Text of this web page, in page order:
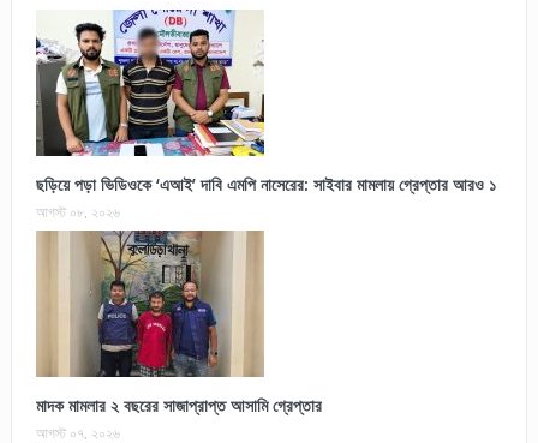
ছড়িয়ে পড়া ভিডিওকে ‘এআই’ দাবি এমপি নাসেরের: সাইবার মামলায় গ্রেপ্তার আরও ১
আগস্ট ০৮, ২০২৬
মাদক মামলার ২ বছরের সাজাপ্রাপ্ত আসামি গ্রেপ্তার
আগস্ট ০৭, ২০২৬